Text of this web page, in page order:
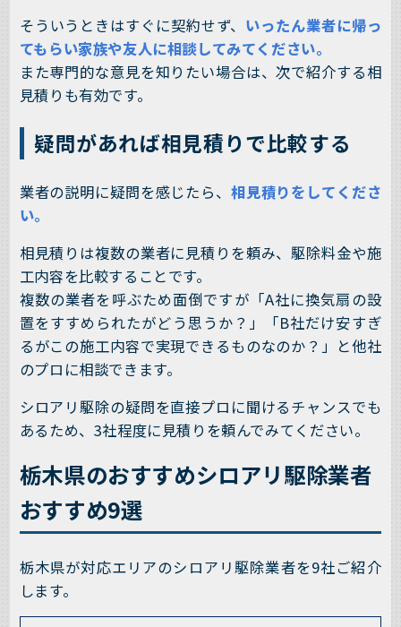
そういうときはすぐに契約せず、 いったん業者に帰っ
てもらい家族や友人に相談してみてください。
また専門的な意見を知りたい場合は、次で紹介する相
見積りも有効です。
疑問があれば相見積りで比較する
業者の説明に疑問を感じたら、 相見積りをしてくださ
い。
相見積りは複数の業者に見積りを頼み、駆除料金や施
工内容を比較することです。
複数の業者を呼ぶため面倒ですが「A社に換気扇の設
置をすすめられたがどう思うか？」「B社だけ安すぎ
るがこの施工内容で実現できるものなのか？」と他社
のプロに相談できます。
シロアリ駆除の疑問を直接プロに聞けるチャンスでも
あるため、3社程度に見積りを頼んでみてください。
栃木県のおすすめシロアリ駆除業者
おすすめ9選
栃木県が対応エリアのシロアリ駆除業者を9社ご紹介
します。